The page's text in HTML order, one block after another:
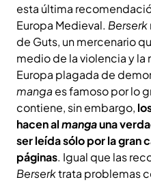
esta última
Europa Medieval. Berserk
de Guts, un mercenario
medio de la violencia y la
Europa plagada de
mangaes famoso por lo
contiene, sin embargo,
hacen almangauna
ser leída sólo por la gran
páginas. Igual que las
Berserktrata problemas